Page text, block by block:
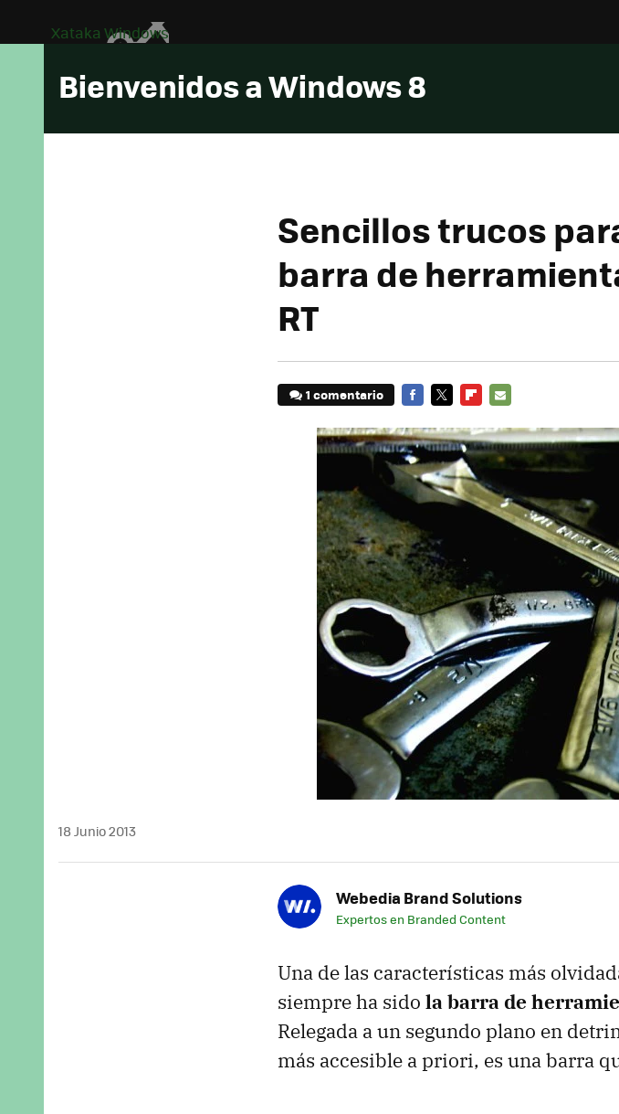
Xataka Windows
Bienvenidos a Windows 8
Sencillos trucos
barra de
RT
1 comentario
MAIL
18 Junio 2013
Webedia Brand Solutions
Expertos en Branded Content
Una de las características más
siempre ha sido la barra de
Relegada a un segundo plano en
más accesible a priori, es una barra